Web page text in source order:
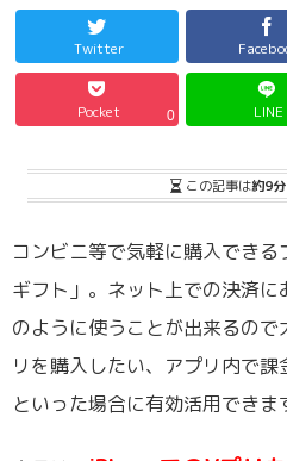
Twitter
Pocket 0 LINE
この記事は約9分
コンビニ等で気軽に購入でき
ギフト」。ネット上での決済
のように使うことが出来るの
リを購入したい、アプリ内で
といった場合に有効活用できま